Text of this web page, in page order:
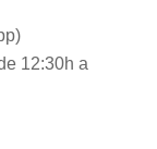
12:30h a